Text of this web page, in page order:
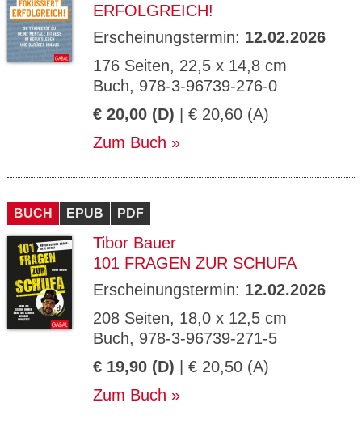
ERFOLGREICH!
Erscheinungstermin: 12.02.2026
176 Seiten, 22,5 x 14,8 cm
Buch, 978-3-96739-276-0
€ 20,00 (D) | € 20,60 (A)
Zum Buch
BUCH EPUB PDF
Tibor Bauer
101 FRAGEN ZUR SCHUFA
Erscheinungstermin: 12.02.2026
208 Seiten, 18,0 x 12,5 cm
Buch, 978-3-96739-271-5
€ 19,90 (D) | € 20,50 (A)
Zum Buch